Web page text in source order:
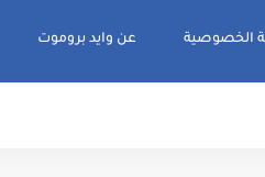
الخصوصية عن وايد بروموت